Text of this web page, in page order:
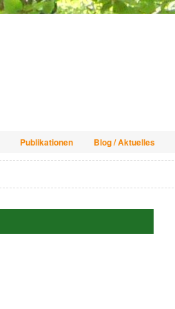
Publikationen Blog / Aktuelles